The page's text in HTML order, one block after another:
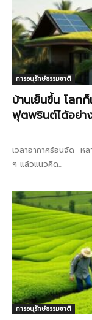
การอนุรักษ์ธรรมชาติ
บ้านเย็นขึ้น โลก
ฟุตพรินต์ได้อย่า
เวลาอากาศร้อนจัด ห
ๆ แล้วแนวคิด...
การอนุรักษ์ธรรมชาติ